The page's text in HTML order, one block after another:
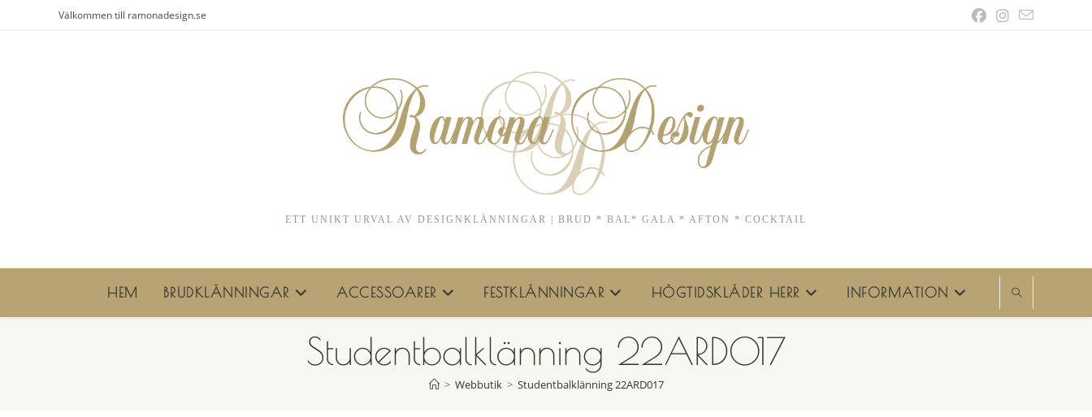
Välkommen till ramonadesign.se
ETT UNIKT URVAL AV DESIGNKLÄNNINGAR | BRUD * BAL* GALA * AFTON * COCKTAIL
HEM BRUDKLÄNNINGAR ACCESSOARER FESTKLÄNNINGAR HÖGTIDSKLÄDER HERR INFORMATION
Studentbalklänning 22ARD017
> Webbutik > Studentbalklänning 22ARD017